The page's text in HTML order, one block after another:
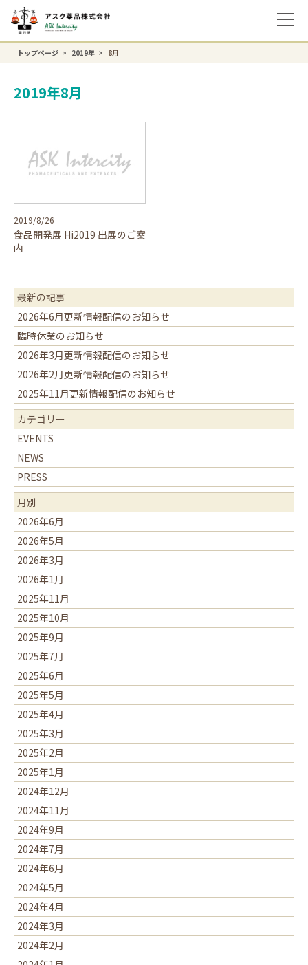
トップページ 2019年 8月
2019年8月
2019/8/26
食品開発展 Hi2019 出展のご案
内
最新の記事
2026年6月更新情報配信のお知らせ
臨時休業のお知らせ
2026年3月更新情報配信のお知らせ
2026年2月更新情報配信のお知らせ
2025年11月更新情報配信のお知らせ
カテゴリー
EVENTS
NEWS
PRESS
月別
2026年6月
2026年5月
2026年3月
2026年1月
2025年11月
2025年10月
2025年9月
2025年7月
2025年6月
2025年5月
2025年4月
2025年3月
2025年2月
2025年1月
2024年12月
2024年11月
2024年9月
2024年7月
2024年6月
2024年5月
2024年4月
2024年3月
2024年2月